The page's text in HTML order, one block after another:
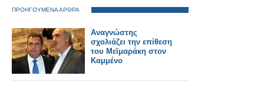
ΠΡΟΗΓΟΥΜΕΝΑ ΑΡΘΡΑ
Αναγνώστης
σχολιάζει την επίθεση
του Μεϊμαράκη στον
Καμμένο